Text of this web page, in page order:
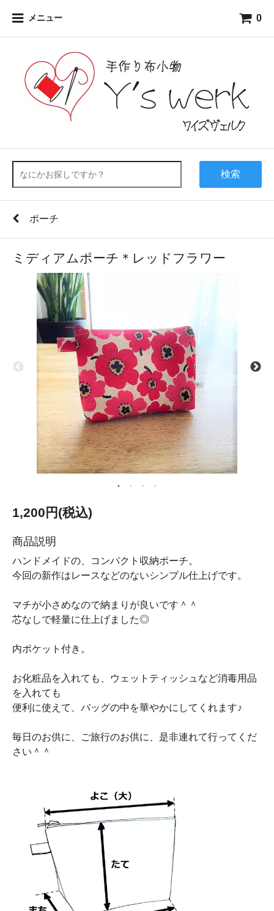
メニュー 0
検索
ポーチ
ミディアムポーチ＊レッドフラワー
1,200円(税込)
商品説明
ハンドメイドの、コンパクト収納ポーチ。
今回の新作はレースなどのないシンプル仕上げです。
マチが小さめなので納まりが良いです＾＾
芯なしで軽量に仕上げました◎
内ポケット付き。
お化粧品を入れても、ウェットティッシュなど消毒用品
を入れても
便利に使えて、バッグの中を華やかにしてくれます♪
毎日のお供に、ご旅行のお供に、是非連れて行ってくだ
さい＾＾